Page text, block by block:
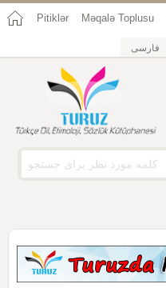
Pitiklər Məqalə Toplusu
فارسی